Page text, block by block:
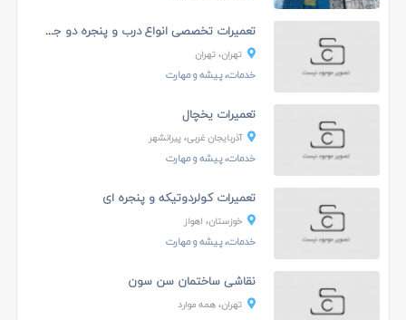
تعمیرات تخصصی انواع درب و پنجره دو جداره
تهران، تهران
خدمات، پیشه و مهارت
تعمیرات یخچال
آذربایجان غربی، پیرانشهر
خدمات، پیشه و مهارت
تعمیرات کولردوتیکه و پنجره ای
خوزستان، اهواز
خدمات، پیشه و مهارت
نقاشی ساختمان سن سون
تهران، همه موارد